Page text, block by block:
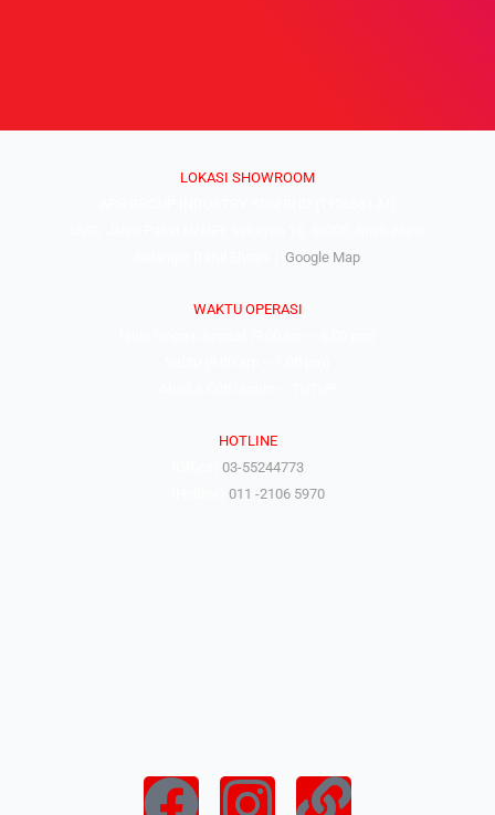
LOKASI SHOWROOM
Google Map
WAKTU OPERASI
HOTLINE
03-55244773
011 -2106 5970